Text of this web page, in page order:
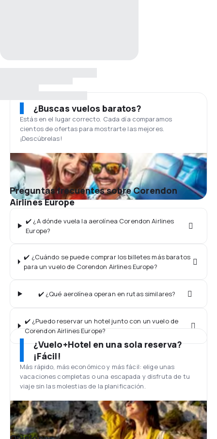
¿Buscas vuelos baratos?
Estás en el lugar correcto. Cada día comparamos
cientos de ofertas para mostrarte las mejores.
¡Descúbrelas!
Preguntas frecuentes sobre Corendon
Airlines Europe
✔️ ¿A dónde vuela la aerolínea Corendon Airlines
Europe?
✔️ ¿Cuándo se puede comprar los billetes más baratos
para un vuelo de Corendon Airlines Europe?
✔️ ¿Qué aerolínea operan en rutas similares?
✔️ ¿Puedo reservar un hotel junto con un vuelo de
Corendon Airlines Europe?
¿Vuelo+Hotel en una sola reserva?
¡Fácil!
Más rápido, más económico y más fácil: elige unas
vacaciones completas o una escapada y disfruta de tu
viaje sin las molestias de la planificación.